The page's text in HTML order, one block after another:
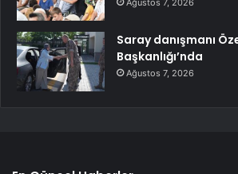
Saray danışmanı
Başkanlığı’nda
Ağustos 7, 2026